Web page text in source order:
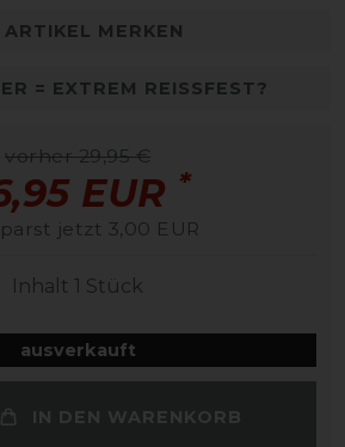
ARTIKEL MERKEN
= EXTREM REISSFEST?
vorher 29,95 €
EUR *
jetzt 3,00 EUR
Inhalt 1 Stück
ausverkauft
IN DEN WARENKORB